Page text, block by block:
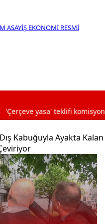
ASAYİŞ EKONOMİ RESMİ
komisyonda kabul edildi
Kabuğuyla Ayakta Kalan